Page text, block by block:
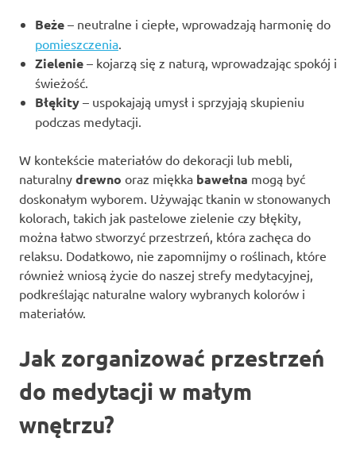
Beże – neutralne i ciepłe, wprowadzają harmonię do
pomieszczenia
Zielenie – kojarzą się z naturą, wprowadzając spokój i
świeżość.
Błękity – uspokajają umysł i sprzyjają skupieniu
podczas medytacji.
W kontekście materiałów do dekoracji lub mebli,
naturalny drewno oraz miękka bawełna mogą być
doskonałym wyborem. Używając tkanin w stonowanych
kolorach, takich jak pastelowe zielenie czy błękity,
można łatwo stworzyć przestrzeń, która zachęca do
relaksu. Dodatkowo, nie zapomnijmy o roślinach, które
również wniosą życie do naszej strefy medytacyjnej,
podkreślając naturalne walory wybranych kolorów i
materiałów.
Jak zorganizować przestrzeń
do medytacji w małym
wnętrzu?